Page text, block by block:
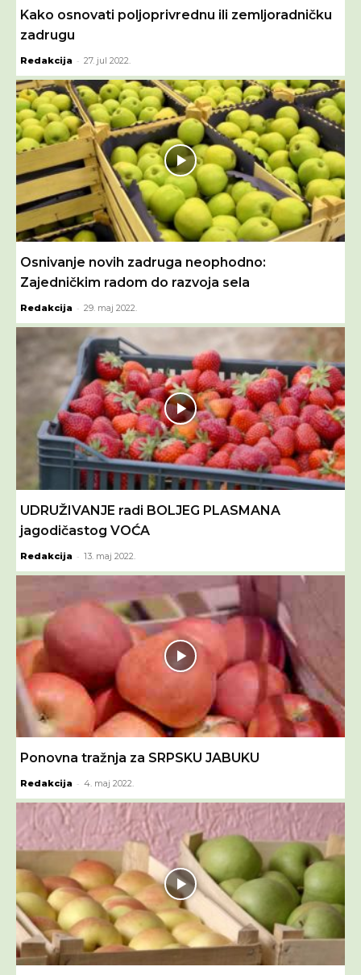
Kako osnovati poljoprivrednu ili zemljoradničku
zadrugu
Redakcija - 27. jul 2022.
Osnivanje novih zadruga neophodno:
Zajedničkim radom do razvoja sela
Redakcija - 29. maj 2022.
UDRUŽIVANJE radi BOLJEG PLASMANA
jagodičastog VOĆA
Redakcija - 13. maj 2022.
Ponovna tražnja za SRPSKU JABUKU
Redakcija - 4. maj 2022.